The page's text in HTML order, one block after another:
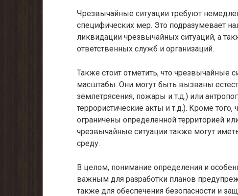
Чрезвычайные ситуации требуют
специфических мер. Это подразумевает
ликвидации чрезвычайных ситуаций, а
ответственных служб и организаций.
Также стоит отметить, что чрезвычайные
масштабы. Они могут быть вызваны
землетрясения, пожары и т.д.) или
террористические акты и т.д.). Кроме
ограничены определенной территорией
чрезвычайные ситуации также могут
среду.
В целом, понимание определения и
важным для разработки планов
также для обеспечения безопасности и